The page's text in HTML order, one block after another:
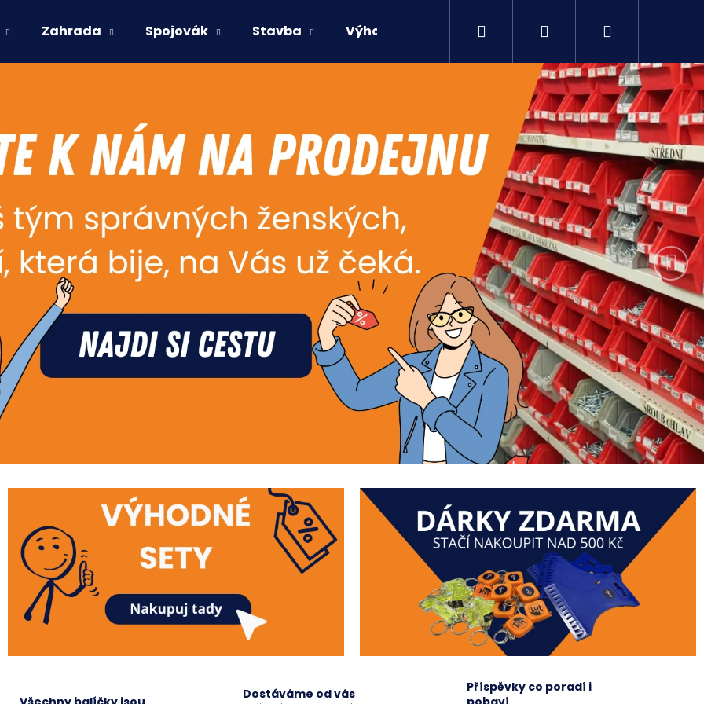
Zahrada Spojovák Stavba Výhodné sety Kontakty Přihlášení
košík
Dostáváme od vás
Příspěvky co poradí i
HLEDAT
Doporučujeme
Následující
MATICE ŠESTIHRANNÁ PRODLOUŽENÁ
Kč
PODLOŽKA PÉROVÁ ČTVERCOVÁ NEREZ
0,10 Kč